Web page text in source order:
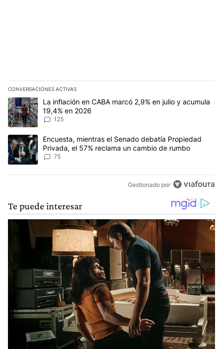
CONVERSACIONES ACTIVAS
Este listado muestra los artículos con más comentarios en los
Un artículo de tendencia con el título "La inflación en CABA
La inflación en CABA marcó 2,9% en julio y acumula
19,4% en 2026
125
Un artículo de tendencia con el título "Encuesta, mientras el
Encuesta, mientras el Senado debatía Propiedad
Privada, el 57% reclama un cambio de rumbo
75
Gestionado por